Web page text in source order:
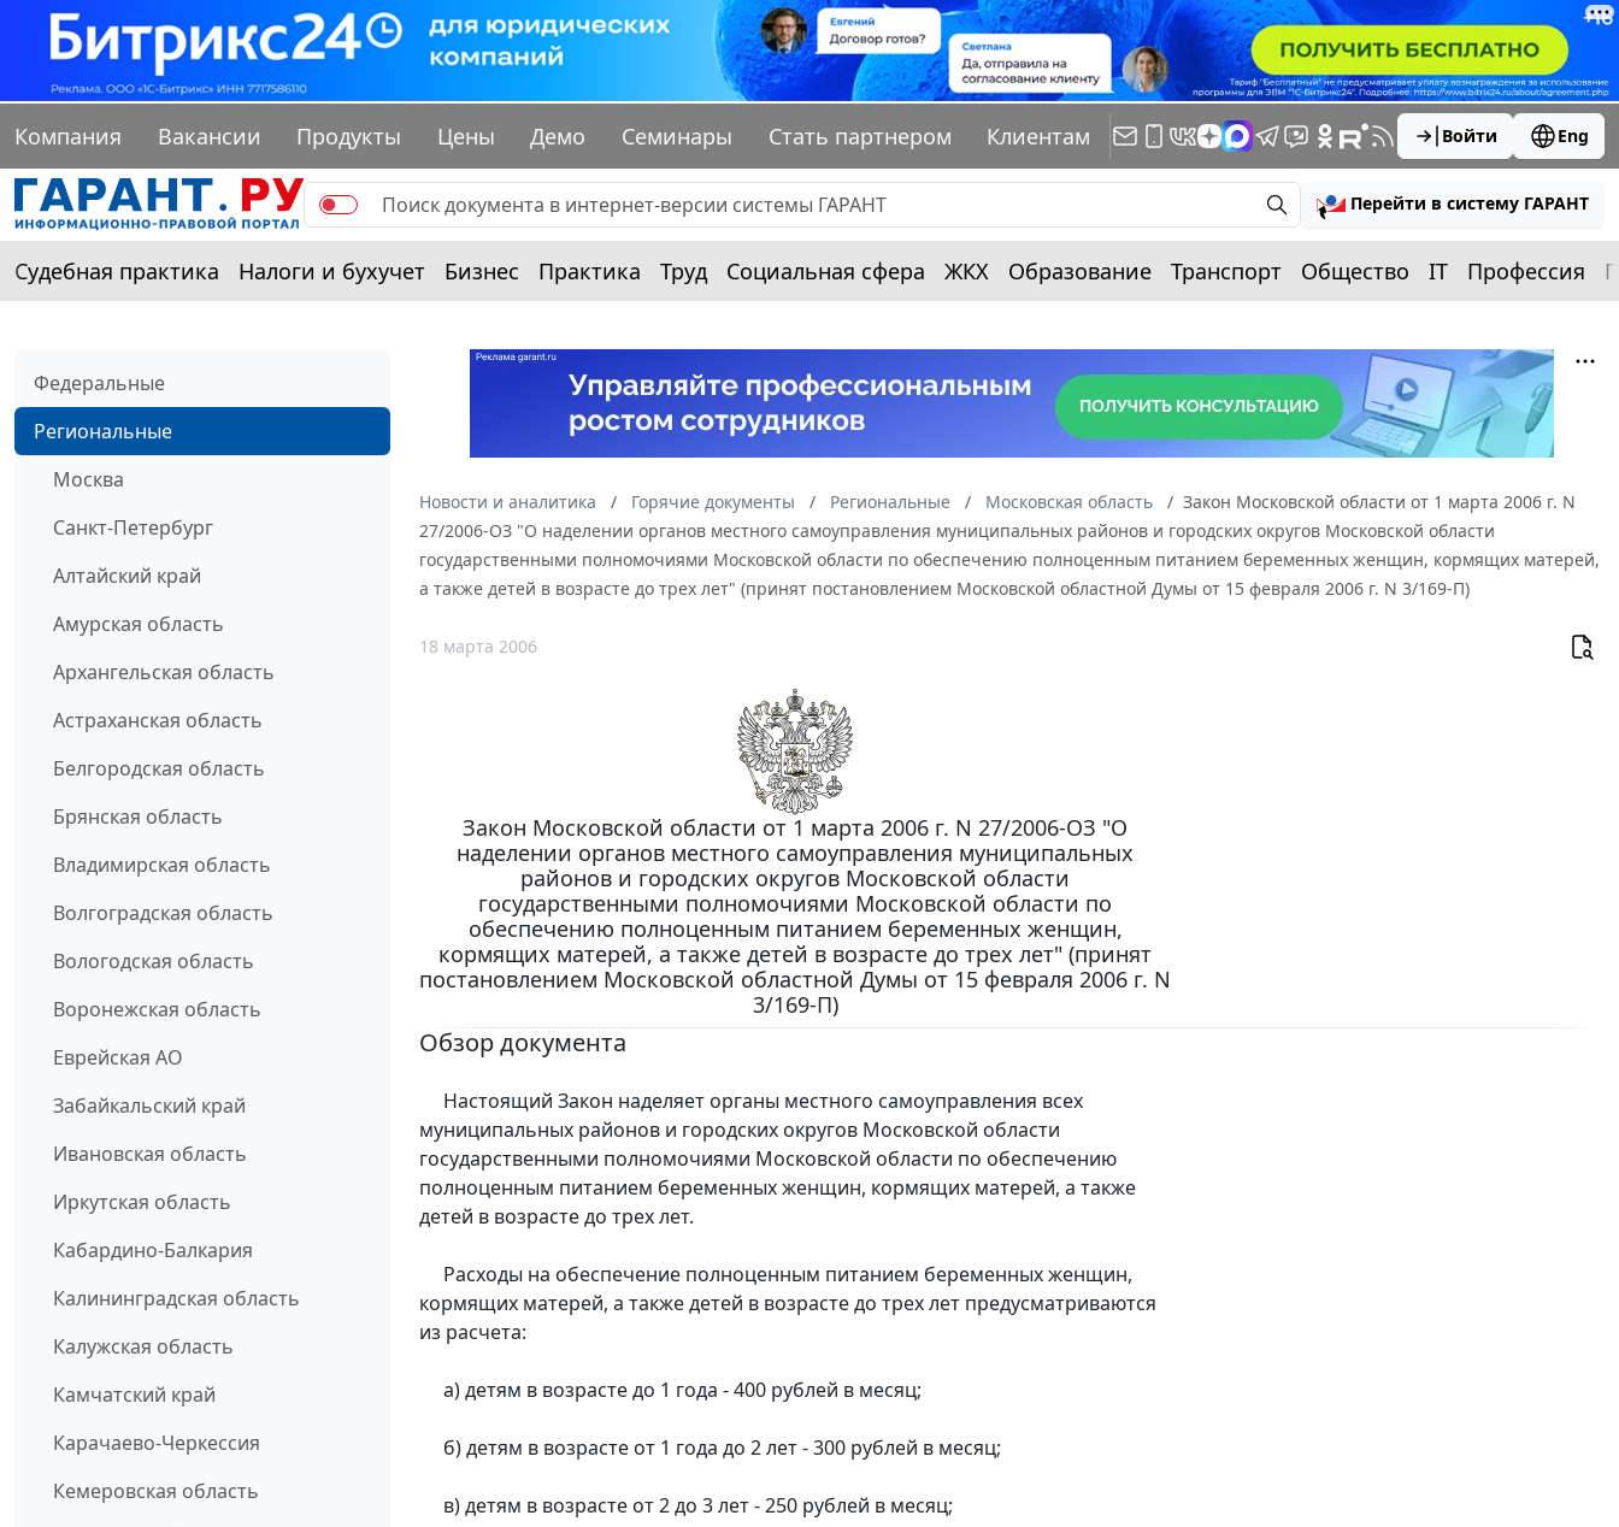
Компания Вакансии Продукты Цены Демо Семинары Стать партнером Клиентам Войти Eng
Перейти в систему ГАРАНТ
Судебная практика Налоги и бухучет Бизнес Практика Труд Социальная сфера ЖКХ Образование Транспорт Общество IT Профессия
Федеральные
Региональные
Москва
Санкт-Петербург
Алтайский край
Амурская область
Архангельская область
Астраханская область
Белгородская область
Брянская область
Владимирская область
Волгоградская область
Вологодская область
Воронежская область
Еврейская АО
Забайкальский край
Ивановская область
Иркутская область
Кабардино-Балкария
Калининградская область
Калужская область
Камчатский край
Карачаево-Черкессия
Кемеровская область
Новости и аналитика Горячие документы Региональные Московская область
Закон Московской области от 1 марта 2006 г. N
27/2006-ОЗ "О наделении органов местного самоуправления муниципальных районов и городских округов Московской области
государственными полномочиями Московской области по обеспечению полноценным питанием беременных женщин, кормящих матерей,
а также детей в возрасте до трех лет" (принят постановлением Московской областной Думы от 15 февраля 2006 г. N 3/169-П)
18 марта 2006
Закон Московской области от 1 марта 2006 г. N 27/2006-ОЗ "О
наделении органов местного самоуправления муниципальных
районов и городских округов Московской области
государственными полномочиями Московской области по
обеспечению полноценным питанием беременных женщин,
кормящих матерей, а также детей в возрасте до трех лет" (принят
постановлением Московской областной Думы от 15 февраля 2006 г. N
3/169-П)
Обзор документа
Настоящий Закон наделяет органы местного самоуправления всех
муниципальных районов и городских округов Московской области
государственными полномочиями Московской области по обеспечению
полноценным питанием беременных женщин, кормящих матерей, а также
детей в возрасте до трех лет.
Расходы на обеспечение полноценным питанием беременных женщин,
кормящих матерей, а также детей в возрасте до трех лет предусматриваются
из расчета:
а) детям в возрасте до 1 года - 400 рублей в месяц;
б) детям в возрасте от 1 года до 2 лет - 300 рублей в месяц;
в) детям в возрасте от 2 до 3 лет - 250 рублей в месяц;